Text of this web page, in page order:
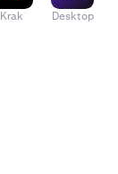
Krak Desktop